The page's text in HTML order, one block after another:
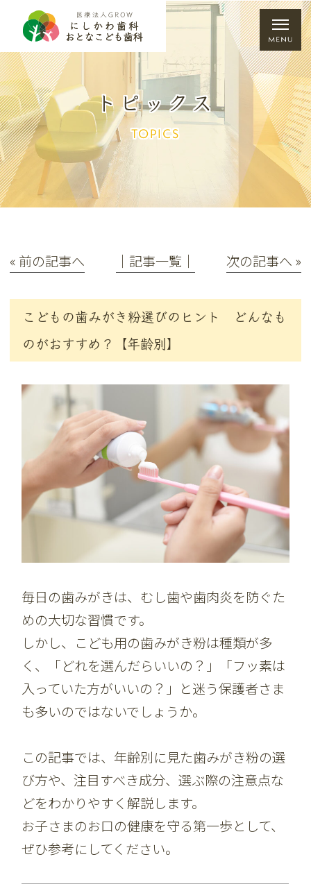
トピックス
TOPICS
« 前の記事へ │記事一覧│ 次の記事へ »
こどもの歯みがき粉選びのヒント どんなも
のがおすすめ？【年齢別】
毎日の歯みがきは、むし歯や歯肉炎を防ぐた
めの大切な習慣です。
しかし、こども用の歯みがき粉は種類が多
く、「どれを選んだらいいの？」「フッ素は
入っていた方がいいの？」と迷う保護者さま
も多いのではないでしょうか。
この記事では、年齢別に見た歯みがき粉の選
び方や、注目すべき成分、選ぶ際の注意点な
どをわかりやすく解説します。
お子さまのお口の健康を守る第一歩として、
ぜひ参考にしてください。